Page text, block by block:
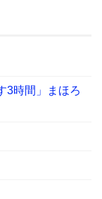
3時間」まほろ